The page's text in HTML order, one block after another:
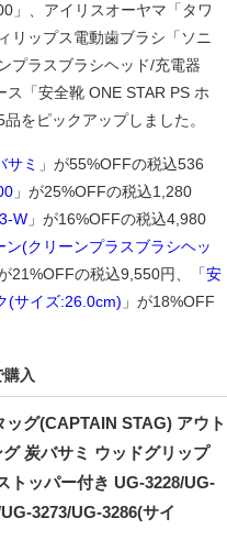
」、アイリスオーヤマ「タワ
リップス電動歯ブラシ「ソニ
プラスブラシヘッド/充電器
「安全靴 ONE STAR PS ホ
をピックアップしました。
サミ 」が55%OFFの税込536
」が25%OFFの税込1,280
W 」が16%OFFの税込4,980
(クリーンプラスブラシヘッ
21%OFFの税込9,550円、「安
(サイズ:26.0cm) 」が18%OFF
入
ッグ(CAPTAIN STAG) アウト
炭バサミ ウッドグリップ
トッパー付き UG-3228/UG-
3273/UG-3286(サイ